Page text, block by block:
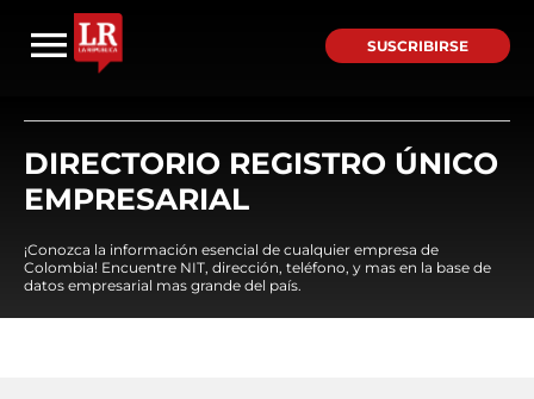
SUSCRIBIRSE
DIRECTORIO REGISTRO ÚNICO
EMPRESARIAL
¡Conozca la información esencial de cualquier empresa de
Colombia! Encuentre NIT, dirección, teléfono, y mas en la base de
datos empresarial mas grande del país.